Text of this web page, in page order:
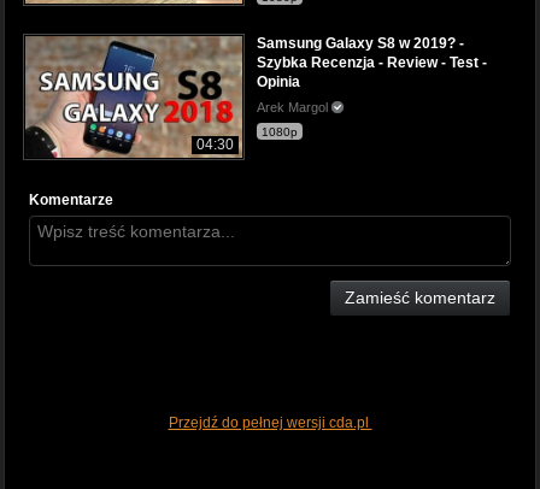
04:30
Samsung Galaxy S8 w 2019? -
Szybka Recenzja - Review - Test -
Opinia
Arek Margol
1080p
Komentarze
Zamieść komentarz
Przejdź do pełnej wersji cda.pl